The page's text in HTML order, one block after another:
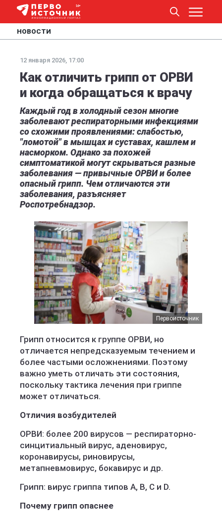
НОВОСТИ
12 января 2026, 17:00
Как отличить грипп от ОРВИ
и когда обращаться к врачу
Каждый год в холодный сезон многие
заболевают респираторными инфекциями
со схожими проявлениями: слабостью,
"ломотой" в мышцах и суставах, кашлем и
насморком. Однако за похожей
симптоматикой могут скрываться разные
заболевания — привычные ОРВИ и более
опасный грипп. Чем отличаются эти
заболевания, разъясняет
Роспотребнадзор.
Первоисточник
Грипп относится к группе ОРВИ, но
отличается непредсказуемым течением и
более частыми осложнениями. Поэтому
важно уметь отличать эти состояния,
поскольку тактика лечения при гриппе
может отличаться.
Отличия возбудителей
ОРВИ: более 200 вирусов — респираторно-
синцитиальный вирус, аденовирус,
коронавирусы, риновирусы,
метапневмовирус, бокавирус и др.
Грипп: вирус гриппа типов A, В, С и D.
Почему грипп опаснее